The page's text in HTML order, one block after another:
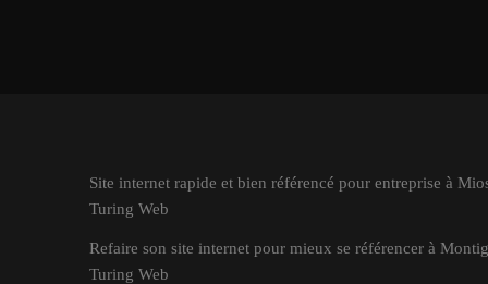
Site internet rapide et bien référencé pour entreprise à
Turing Web
Refaire son site internet pour mieux se référencer à
Turing Web